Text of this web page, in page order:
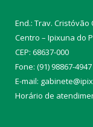
End.: Trav. Cristóvão
Centro – Ipixuna do
CEP: 68637-000
Fone: (91) 98867-4947
E-mail:
Horário de